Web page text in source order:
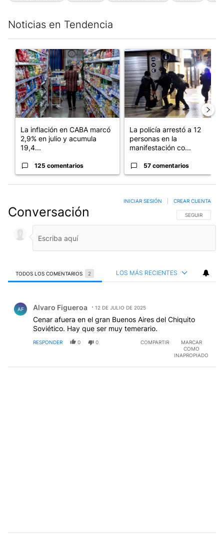
Noticias en Tendencia
Un artículo de tendencia con el título "La inflación en CABA
La inflación en CABA marcó
2,9% en julio y acumula
19,4...
125 comentarios
Un artículo de tendencia con
La policía arrestó a 12
personas en la
manifestación co...
57 comentarios
Conversación SIGA ESTA
SEGUIR
INICIAR SESIÓN CREAR CUENTA
TODOS LOS COMENTARIOS 2 LOS MÁS RECIENTES
AF Alvaro Figueroa 12 DE JULIO DE 2025
Cenar afuera en el gran Buenos Aires del Chiquito
Soviético. Hay que ser muy temerario.
RESPONDER 0 0 COMPARTIR
MARCAR
COMO
INAPROPIADO